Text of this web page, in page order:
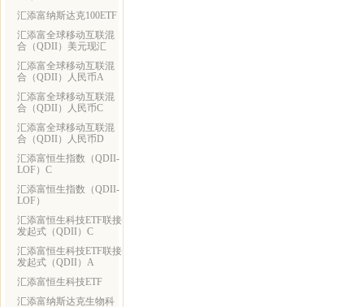
汇添富纳斯达克100ETF
汇添富全球移动互联混
合（QDII）美元现汇
汇添富全球移动互联混
合（QDII）人民币A
汇添富全球移动互联混
合（QDII）人民币C
汇添富全球移动互联混
合（QDII）人民币D
汇添富恒生指数（QDII-
LOF）C
汇添富恒生指数（QDII-
LOF）
汇添富恒生科技ETF联接
发起式（QDII）C
汇添富恒生科技ETF联接
发起式（QDII）A
汇添富恒生科技ETF
汇添富纳斯达克生物科